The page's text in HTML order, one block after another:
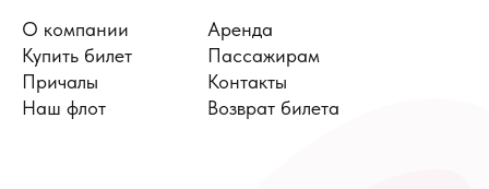
О компании
Купить билет
Причалы
Наш флот
Аренда
Пассажирам
Контакты
Возврат билета